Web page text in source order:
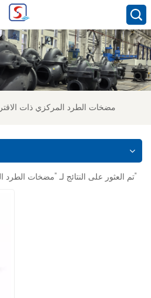
مضخات الطرد المركزي ذات
1 تم العثور على النتائج لـ "مضخات الطرد المركزي ذات الاقتران المباشر"